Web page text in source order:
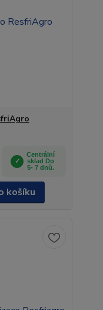
Centrální
sklad Do
5- 7 dnů.
košíku